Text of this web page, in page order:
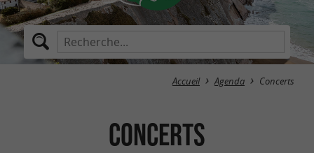
Accueil Agenda Concerts
Concerts